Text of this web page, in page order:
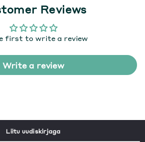
Reviews
first to write a review
Write a review
Liitu uudiskirjaga